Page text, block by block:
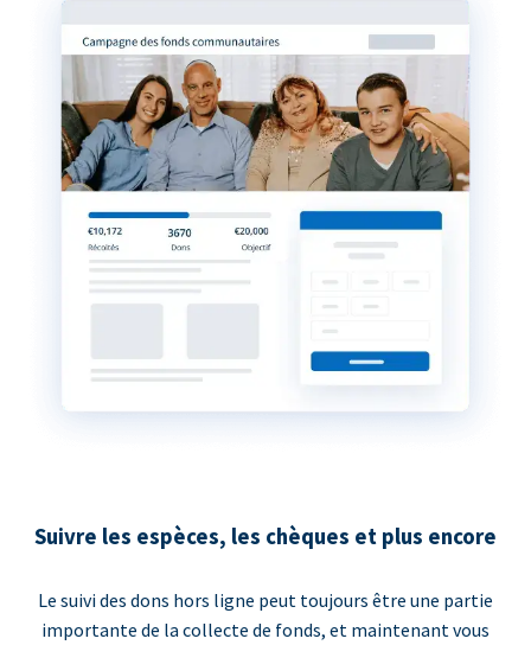
Suivre les espèces, les chèques et plus encore
Le suivi des dons hors ligne peut toujours être une partie
importante de la collecte de fonds, et maintenant vous